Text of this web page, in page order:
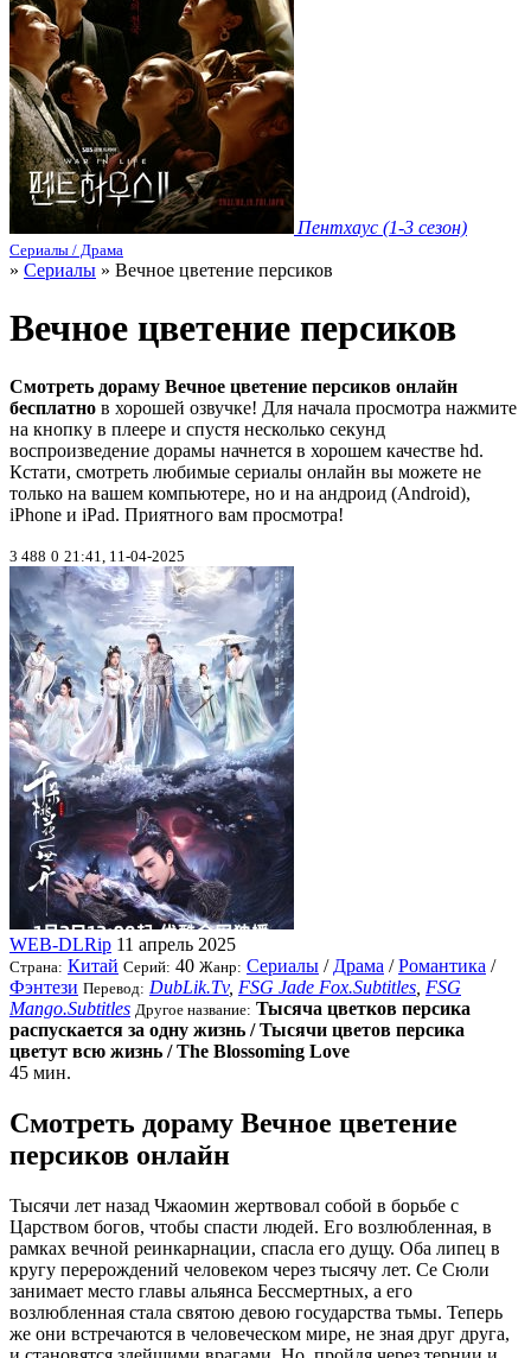
Пентхаус (1-3 сезон)
Сериалы / Драма
» Сериалы » Вечное цветение персиков
Вечное цветение персиков
Смотреть дораму Вечное цветение персиков онлайн
бесплатно в хорошей озвучке! Для начала просмотра нажмите
на кнопку в плеере и спустя несколько секунд
воспроизведение дорамы начнется в хорошем качестве hd.
Кстати, смотреть любимые сериалы онлайн вы можете не
только на вашем компьютере, но и на андроид (Android),
iPhone и iPad. Приятного вам просмотра!
3 488 0 21:41, 11-04-2025
WEB-DLRip 11 апрель 2025
Страна: Китай Серий: 40 Жанр: Сериалы / Драма /Романтика /
Фэнтези Перевод: DubLik.Tv, FSG Jade Fox.Subtitles FSG
Mango.Subtitles Другое название: Тысяча цветков персика
распускается за одну жизнь / Тысячи цветов персика
цветут всю жизнь / The Blossoming Love
45 мин.
Смотреть дораму Вечное цветение
персиков онлайн
Тысячи лет назад Чжаомин жертвовал собой в борьбе с
Царством богов, чтобы спасти людей. Его возлюбленная, в
рамках вечной реинкарнации, спасла его дущу. Оба липец в
кругу перерождений человеком через тысячу лет. Се Сюли
занимает место главы альянса Бессмертных, а его
возлюбленная стала святою девою государства тьмы. Теперь
же они встречаются в человеческом мире, не зная друг друга,